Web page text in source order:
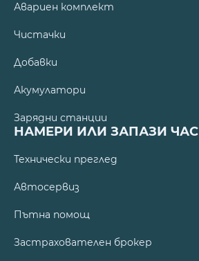
Авариен комплект
Чистачки
Добавки
Акумулатори
Зарядни станции
НАМЕРИ ИЛИ ЗАПАЗИ ЧАС
Технически преглед
Автосервиз
Пътна помощ
Застрахователен брокер